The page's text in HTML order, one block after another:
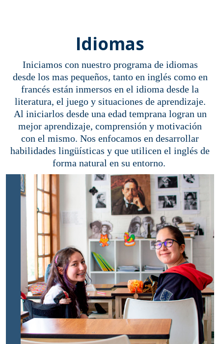
Idiomas
Iniciamos con nuestro programa de idiomas
desde los mas pequeños, tanto en inglés como en
francés están inmersos en el idioma desde la
literatura, el juego y situaciones de aprendizaje.
Al iniciarlos desde una edad temprana logran un
mejor aprendizaje, comprensión y motivación
con el mismo. Nos enfocamos en desarrollar
habilidades lingüísticas y que utilicen el inglés de
forma natural en su entorno.